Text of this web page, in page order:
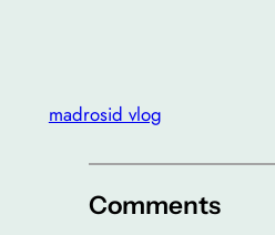
madrosid vlog
Comments